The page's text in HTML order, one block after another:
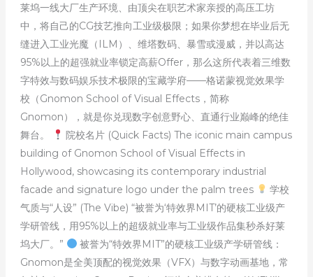
莱坞一线大厂生产环境、由顶尖在职艺术家亲授的高压工坊
中，将自己的CG技艺推向工业级极限；如果你梦想在毕业后无
缝进入工业光魔（ILM）、维塔数码、暴雪或漫威，并以高达
95%以上的超强就业率锁定高薪Offer，那么这所代表着三维数
字特效与数码娱乐技术极限的宝藏学府——格诺蒙视觉效果学
校（Gnomon School of Visual Effects，简称
Gnomon），就是你兑现数字创意野心、直通行业巅峰的绝佳
舞台。
院校名片 (Quick Facts) The iconic main campus
building of Gnomon School of Visual Effects in
Hollywood, showcasing its contemporary industrial
facade and signature logo under the palm trees
学校
气质与“人设” (The Vibe) “被誉为‘特效界MIT’的硬核工业级产
学研管线，用95%以上的超级就业率与工业级作品集秒杀好莱
坞大厂。”
被誉为“特效界MIT”的硬核工业级产学研管线：
Gnomon是全美顶配的视觉效果（VFX）与数字动画基地，常